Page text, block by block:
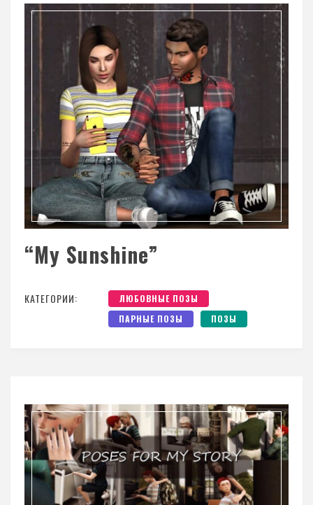
“My Sunshine”
КАТЕГОРИИ:
ЛЮБОВНЫЕ ПОЗЫ
ПАРНЫЕ ПОЗЫ
ПОЗЫ